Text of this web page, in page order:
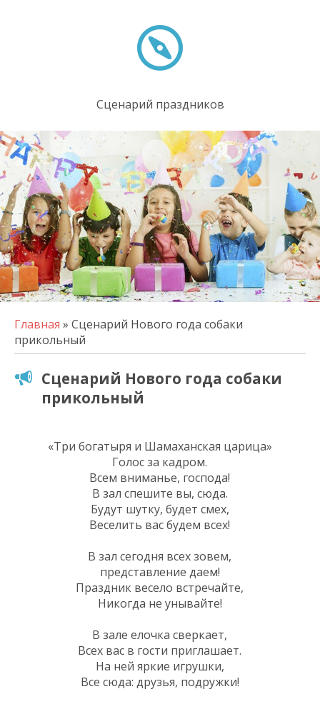
Сценарий праздников
Главная » Сценарий Нового года собаки
прикольный
Сценарий Нового года собаки
прикольный
«Три богатыря и Шамаханская царица»
Голос за кадром.
Всем вниманье, господа!
В зал спешите вы, сюда.
Будут шутку, будет смех,
Веселить вас будем всех!
В зал сегодня всех зовем,
представление даем!
Праздник весело встречайте,
Никогда не унывайте!
В зале елочка сверкает,
Всех вас в гости приглашает.
На ней яркие игрушки,
Все сюда: друзья, подружки!